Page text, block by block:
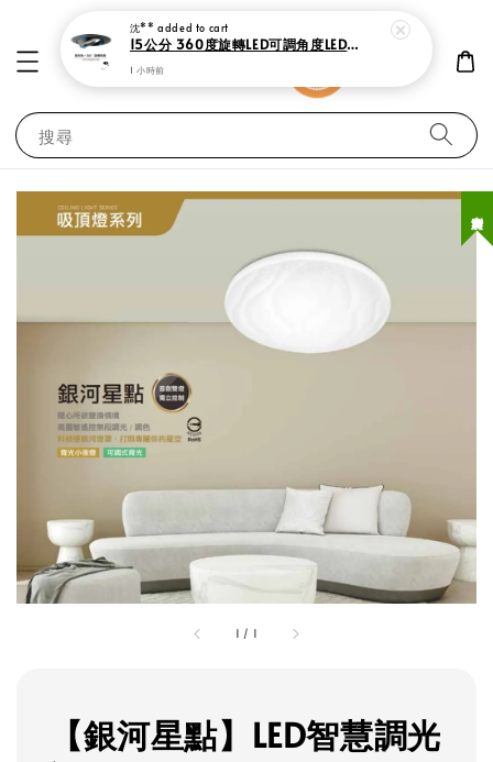
搜尋
1 / 1
【銀河星點】LED智慧調光